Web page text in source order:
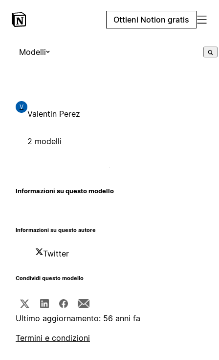
Ottieni Notion gratis
Modelli
V
Valentin Perez
2 modelli
Informazioni su questo modello
Informazioni su questo autore
Twitter
Condividi questo modello
Ultimo aggiornamento: 56 anni fa
Termini e condizioni